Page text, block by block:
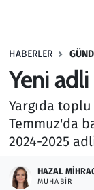
HABERLER
Yeni adli
Yargıda
Temmuz'da
2024-2025
HAZAL
MUHABIR
Haber
Kültür
Kurumsal
Lezzet